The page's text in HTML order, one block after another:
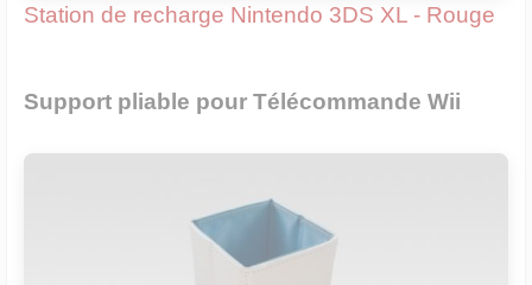
Station de recharge Nintendo 3DS XL - Rouge
Support pliable pour Télécommande Wii